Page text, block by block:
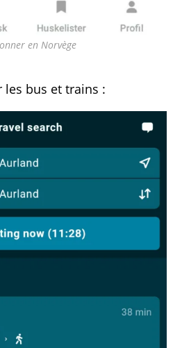
en Norvège
les bus et trains :